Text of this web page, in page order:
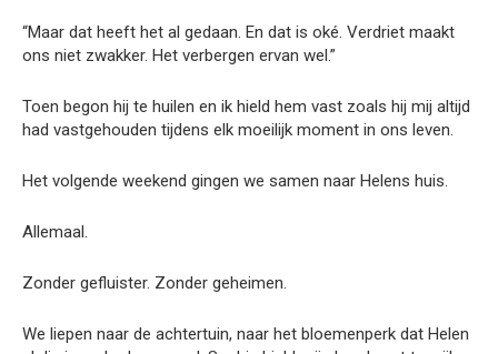
“Maar dat heeft het al gedaan. En dat is oké. Verdriet maakt
ons niet zwakker. Het verbergen ervan wel.”
Toen begon hij te huilen en ik hield hem vast zoals hij mij altijd
had vastgehouden tijdens elk moeilijk moment in ons leven.
Het volgende weekend gingen we samen naar Helens huis.
Allemaal.
Zonder gefluister. Zonder geheimen.
We liepen naar de achtertuin, naar het bloemenperk dat Helen